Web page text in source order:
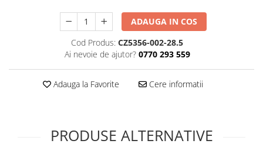
ADAUGA IN COS
Cod Produs: CZ5356-002-28.5
Ai nevoie de ajutor? 0770 293 559
Adauga la Favorite Cere informatii
PRODUSE ALTERNATIVE